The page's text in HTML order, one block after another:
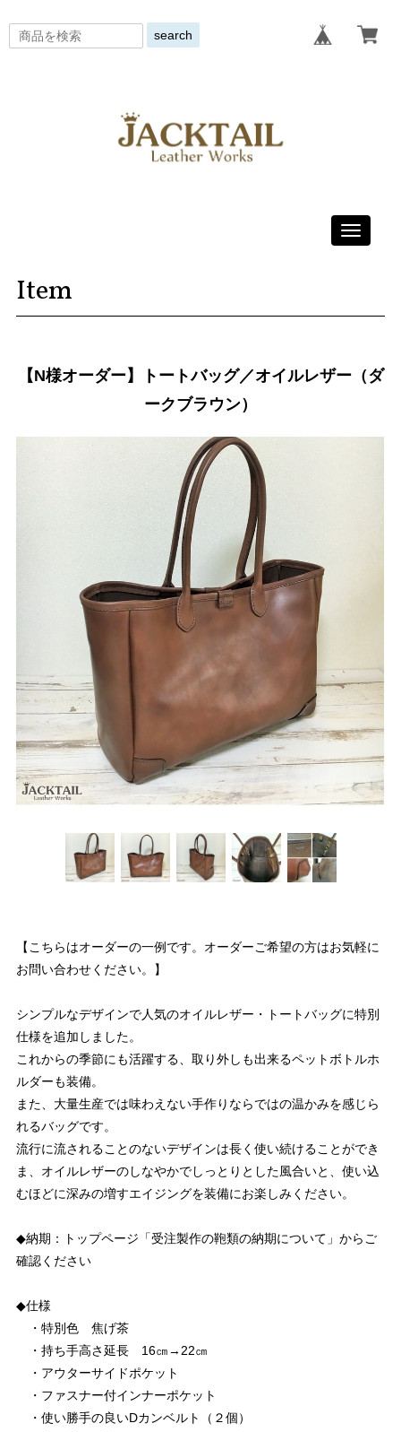
search
Toggle
Item
【N様オーダー】トートバッグ／オイルレザー（ダ
ークブラウン）
【こちらはオーダーの一例です。オーダーご希望の方はお気軽に
お問い合わせください。】
シンプルなデザインで人気のオイルレザー・トートバッグに特別
仕様を追加しました。
これからの季節にも活躍する、取り外しも出来るペットボトルホ
ルダーも装備。
また、大量生産では味わえない手作りならではの温かみを感じら
れるバッグです。
流行に流されることのないデザインは長く使い続けることができ
ま、オイルレザーのしなやかでしっとりとした風合いと、使い込
むほどに深みの増すエイジングを装備にお楽しみください。
◆納期：トップページ「受注製作の鞄類の納期について」からご
確認ください
◆仕様
・特別色 焦げ茶
・持ち手高さ延長 16㎝→22㎝
・アウターサイドポケット
・ファスナー付インナーポケット
・使い勝手の良いDカンベルト（２個）